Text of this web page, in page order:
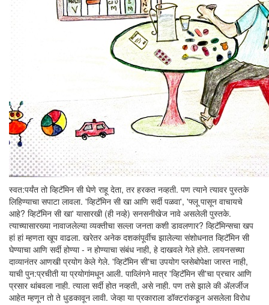
स्वत:पर्यंत तो व्हिटॅमिन सी घेणे राहू देता, तर हरकत नव्हती. पण त्याने त्यावर पुस्तके
लिहिण्याचा सपाटा लावला. 'व्हिटॅमिन सी खा आणि सर्दी पळवा', 'फ्लू पासून वाचायचे
आहे? व्हिटॅमिन सी खा' यासारखी (ही नव्हे) सनसनीखेज नावे असलेली पुस्तके.
त्याच्यासारख्या नावाजलेल्या व्यक्तीचा सल्ला जनता कशी डावलणार? व्हिटॅमिन्सचा खप
हां हां म्हणता खूप वाढला. खरेतर अनेक दशकांपूर्वीच झालेल्या संशोधनात व्हिटॅमिन सी
घेण्याचा आणि सर्दी होण्या - न होण्याचा संबंध नाही, हे दाखवले गेले होते. लायनसच्या
दाव्यानंतर आणखी प्रयोग केले गेले. 'व्हिटॅमिन सी'चा उपयोग प्लसेबोपेक्षा जास्त नाही,
याची पुन:प्रचीती या प्रयोगांमधून आली. पाव्लिंगने मात्र 'व्हिटॅमिन सी'चा प्रचार आणि
प्रसार थांबवला नाही. त्याला सर्दी होत नव्हती, असे नाही. पण तसे झाले की अ‍ॅलर्जीज
आहेत म्हणून तो ते धुडकावून लावी. जेव्हा या प्रकाराला डॉक्टरांकडून असलेला विरोध